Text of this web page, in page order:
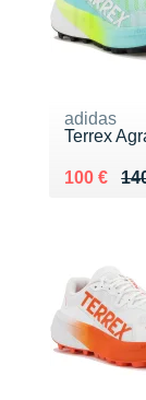
adidas
Terrex
Au lieu de
100 €
Vendu